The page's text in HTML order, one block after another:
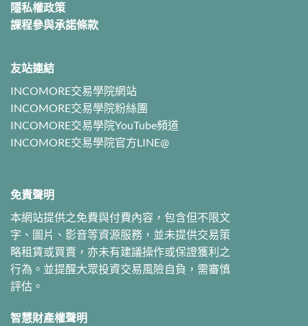
隱私權政策
課程參與承諾條款
友站連結
INCOMORE交易學院網站
INCOMORE交易學院粉絲團
INCOMORE交易學院YouTube頻道
INCOMORE交易學院官方LINE@
免責聲明
本網站提供之免費與付費內容，包含但不限文
字、圖片、影音等資源服務，並未提供交易策
略租賃或買賣，亦未有建議操作或保證獲利之
行為。並提醒大眾投資交易風險自負，需審慎
評估。
智慧財產權聲明